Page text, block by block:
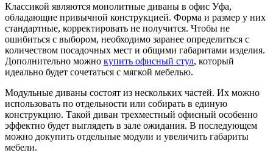
Классикой являются монолитные диваны в офис Уфа,
обладающие привычной конструкцией. Форма и размер у них
стандартные, корректировать не получится. Чтобы не
ошибиться с выбором, необходимо заранее определиться с
количеством посадочных мест и общими габаритами изделия.
Дополнительно можно купить офисный стул, который
идеально будет сочетаться с мягкой мебелью.
Модульные диваны состоят из нескольких частей. Их можно
использовать по отдельности или собирать в единую
конструкцию. Такой диван трехместный офисный особенно
эффектно будет выглядеть в зале ожидания. В последующем
можно докупить отдельные модули и увеличить габариты
мебели.